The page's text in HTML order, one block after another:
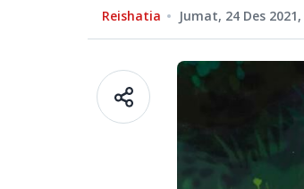
Reishatia Jumat, 24 Des